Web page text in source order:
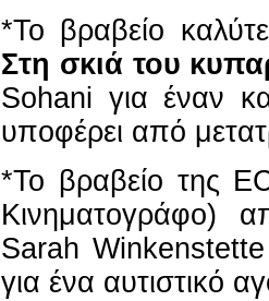
*Το βραβείο
Στη σκιά του
Sohani για έναν
υποφέρει από
*To βραβείο της
Κινηματογράφο)
Sarah
για ένα αυτιστικό